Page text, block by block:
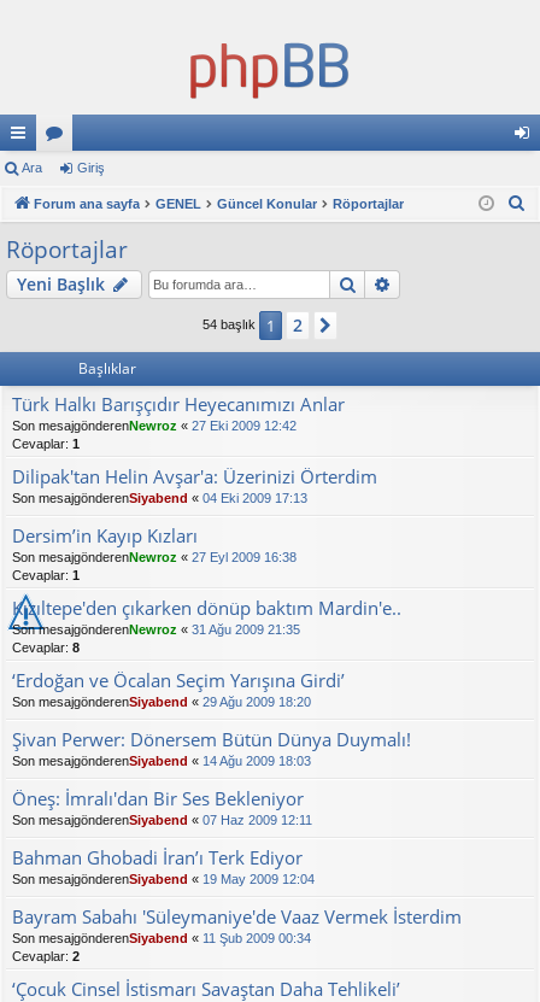
ızl
ba
ğl
tıl
ar
u
ar
ş
Ara Giriş
Forum ana sayfa GENEL Güncel Konular Röportajlar
Röportajlar
Yeni Başlık Ara
54 başlık 1 2
Başlıklar
Türk Halkı Barışçıdır Heyecanımızı Anlar
Son mesajgönderenNewroz « 27 Eki 2009 12:42
Cevaplar: 1
Dilipak'tan Helin Avşar'a: Üzerinizi Örterdim
Son mesajgönderenSiyabend « 04 Eki 2009 17:13
Dersim’in Kayıp Kızları
Son mesajgönderenNewroz « 27 Eyl 2009 16:38
Cevaplar: 1
Kızıltepe'den çıkarken dönüp baktım Mardin'e..
Son mesajgönderenNewroz « 31 Ağu 2009 21:35
Cevaplar: 8
‘Erdoğan ve Öcalan Seçim Yarışına Girdi’
Son mesajgönderenSiyabend « 29 Ağu 2009 18:20
Şivan Perwer: Dönersem Bütün Dünya Duymalı!
Son mesajgönderenSiyabend « 14 Ağu 2009 18:03
Öneş: İmralı'dan Bir Ses Bekleniyor
Son mesajgönderenSiyabend « 07 Haz 2009 12:11
Bahman Ghobadi İran’ı Terk Ediyor
Son mesajgönderenSiyabend « 19 May 2009 12:04
Bayram Sabahı 'Süleymaniye'de Vaaz Vermek İsterdim
Son mesajgönderenSiyabend « 11 Şub 2009 00:34
Cevaplar: 2
‘Çocuk Cinsel İstismarı Savaştan Daha Tehlikeli’